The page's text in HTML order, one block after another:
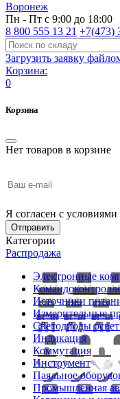
Воронеж
Пн - Пт с 9:00 до 18:00
8 800 555 13 21 +7(473)
Загрузить заявку
Корзина:
0
Корзина
Нет товаров в корзине
Я согласен с условиями
Отправить
Категории
Распродажа
Электронные
Источники
Измерительные
Светодиоды
Индикация
Коммутация
Инструмент
Паяльное
Промышленная